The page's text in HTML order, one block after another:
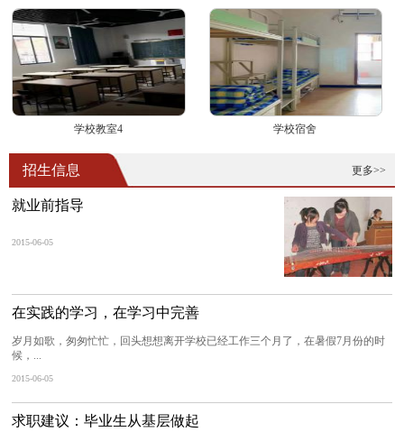
学校教室4 学校宿舍
更多>>
招生信息
就业前指导
2015-06-05
在实践的学习，在学习中完善
岁月如歌，匆匆忙忙，回头想想离开学校已经工作三个月了，在暑假7月份的时
候，...
2015-06-05
求职建议：毕业生从基层做起